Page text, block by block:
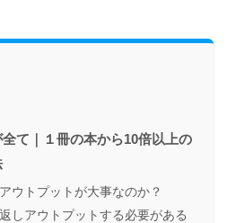
て｜１冊の本から10倍以上の
ウトプットが大事なのか？
しアウトプットする必要がある